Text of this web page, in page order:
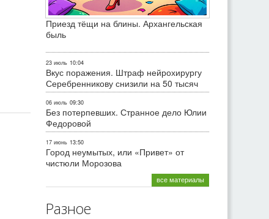
Приезд тёщи на блины. Архангельская
быль
23 июль 10:04
Вкус поражения. Штраф нейрохирургу
Серебренникову снизили на 50 тысяч
06 июль 09:30
Без потерпевших. Странное дело Юлии
Федоровой
17 июнь 13:50
Город неумытых, или «Привет» от
чистюли Морозова
все материалы
Разное